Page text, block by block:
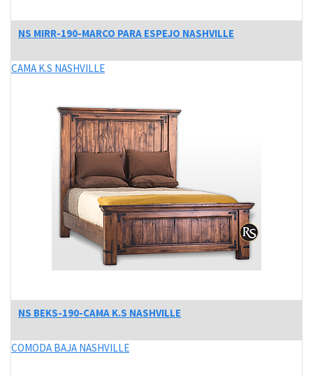
NS MIRR-190-MARCO PARA ESPEJO NASHVILLE
CAMA K.S NASHVILLE
NS BEKS-190-CAMA K.S NASHVILLE
COMODA BAJA NASHVILLE